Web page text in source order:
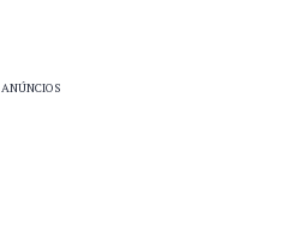
ANÚNCIOS